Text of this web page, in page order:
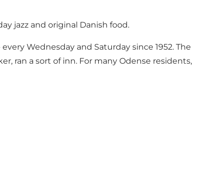
jazz and original Danish food.
Wednesday and Saturday since 1952. The
ran a sort of inn. For many Odense residents,